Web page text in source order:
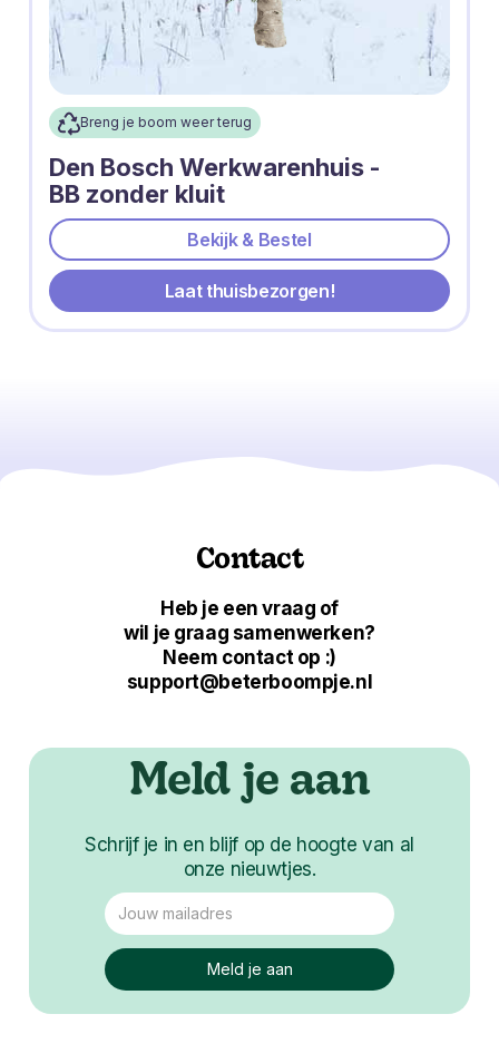
Breng je boom weer terug
Den Bosch Werkwarenhuis -
BB zonder kluit
Bekijk & Bestel
Laat thuisbezorgen!
Contact
Heb je een vraag of
wil je graag samenwerken?
Neem contact op :)
support@beterboompje.nl
Meld je aan
Schrijf je in en blijf op de hoogte van al
onze nieuwtjes.